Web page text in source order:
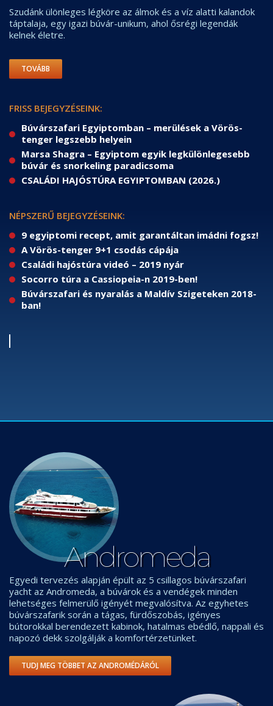
Szudánk ülönleges légköre az álmok és a víz alatti kalandok
táptalaja, egy igazi búvár-unikum, ahol ősrégi legendák
kelnek életre.
TOVÁBB
FRISS BEJEGYZÉSEINK:
Búvárszafari Egyiptomban – merülések a Vörös-
tenger legszebb helyein
Marsa Shagra – Egyiptom egyik legkülönlegesebb
búvár és snorkeling paradicsoma
CSALÁDI HAJÓSTÚRA EGYIPTOMBAN (2026.)
NÉPSZERŰ BEJEGYZÉSEINK:
9 egyiptomi recept, amit garantáltan imádni fogsz!
A Vörös-tenger 9+1 csodás cápája
Családi hajóstúra videó – 2019 nyár
Socorro túra a Cassiopeia-n 2019-ben!
Búvárszafari és nyaralás a Maldív Szigeteken 2018-
ban!
Andromeda
Egyedi tervezés alapján épült az 5 csillagos búvárszafari
yacht az Andromeda, a búvárok és a vendégek minden
lehetséges felmerülő igényét megvalósítva. Az egyhetes
búvárszafarik során a tágas, fürdőszobás, igényes
bútorokkal berendezett kabinok, hatalmas ebédlő, nappali és
napozó dekk szolgálják a komfortérzetünket.
TUDJ MEG TÖBBET AZ ANDROMÉDÁRÓL